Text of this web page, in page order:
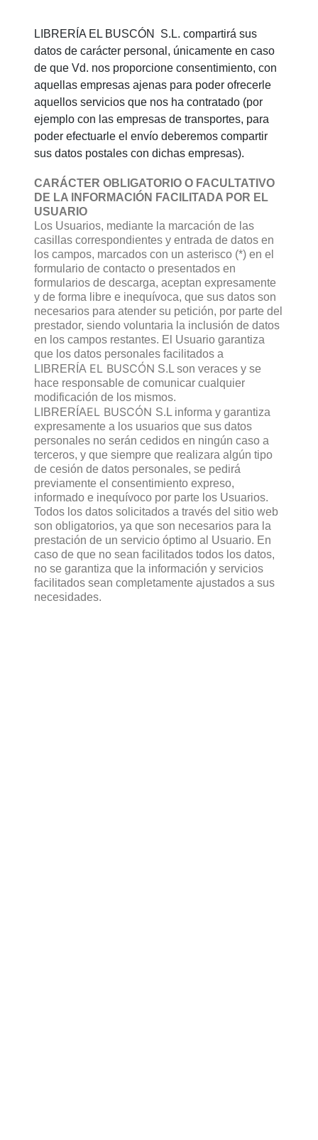
LIBRERÍA EL BUSCÓN S.L. compartirá sus
datos de carácter personal, únicamente en caso
de que Vd. nos proporcione consentimiento, con
aquellas empresas ajenas para poder ofrecerle
aquellos servicios que nos ha contratado (por
ejemplo con las empresas de transportes, para
poder efectuarle el envío deberemos compartir
sus datos postales con dichas empresas).
CARÁCTER OBLIGATORIO O FACULTATIVO
DE LA INFORMACIÓN FACILITADA POR EL
USUARIO
Los Usuarios, mediante la marcación de las
casillas correspondientes y entrada de datos en
los campos, marcados con un asterisco (*) en el
formulario de contacto o presentados en
formularios de descarga, aceptan expresamente
y de forma libre e inequívoca, que sus datos son
necesarios para atender su petición, por parte del
prestador, siendo voluntaria la inclusión de datos
en los campos restantes. El Usuario garantiza
que los datos personales facilitados a
LIBRERÍA EL BUSCÓN S.L son veraces y se
hace responsable de comunicar cualquier
modificación de los mismos.
LIBRERÍAEL BUSCÓN S.L informa y garantiza
expresamente a los usuarios que sus datos
personales no serán cedidos en ningún caso a
terceros, y que siempre que realizara algún tipo
de cesión de datos personales, se pedirá
previamente el consentimiento expreso,
informado e inequívoco por parte los Usuarios.
Todos los datos solicitados a través del sitio web
son obligatorios, ya que son necesarios para la
prestación de un servicio óptimo al Usuario. En
caso de que no sean facilitados todos los datos,
no se garantiza que la información y servicios
facilitados sean completamente ajustados a sus
necesidades.